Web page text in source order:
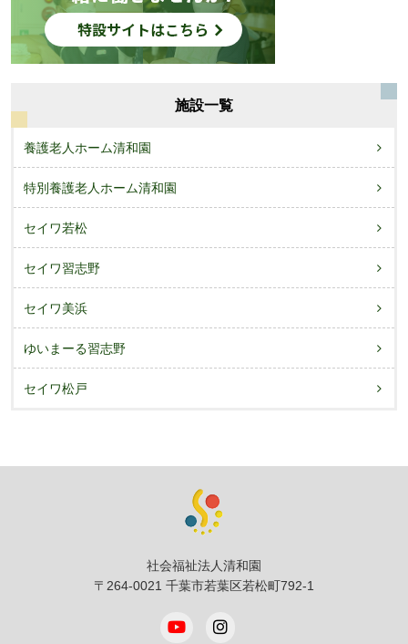
施設一覧
養護老人ホーム清和園
特別養護老人ホーム清和園
セイワ若松
セイワ習志野
セイワ美浜
ゆいまーる習志野
セイワ松戸
社会福祉法人清和園
〒264-0021 千葉市若葉区若松町792-1